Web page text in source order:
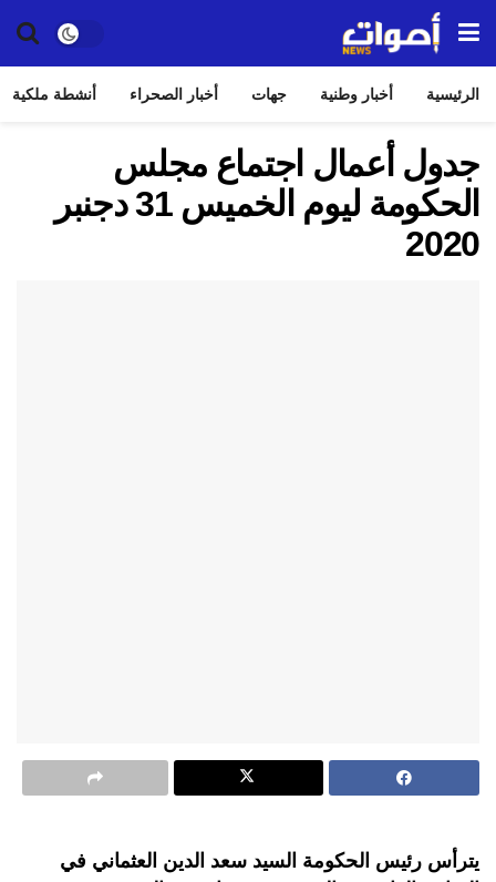
الرئيسية أخبار وطنية جهات أخبار الصحراء أنشطة ملكية
جدول أعمال اجتماع مجلس
الحكومة ليوم الخميس 31 دجنبر
2020
يترأس رئيس الحكومة السيد سعد الدين العثماني في